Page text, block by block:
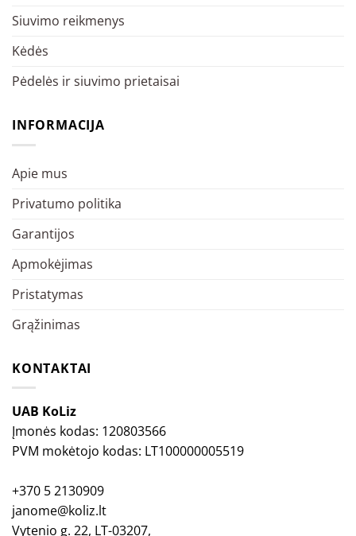
Siuvimo reikmenys
Kėdės
Pėdelės ir siuvimo prietaisai
INFORMACIJA
Apie mus
Privatumo politika
Garantijos
Apmokėjimas
Pristatymas
Grąžinimas
KONTAKTAI
UAB KoLiz
Įmonės kodas: 120803566
PVM mokėtojo kodas: LT100000005519
+370 5 2130909
janome@koliz.lt
Vytenio g. 22, LT-03207,